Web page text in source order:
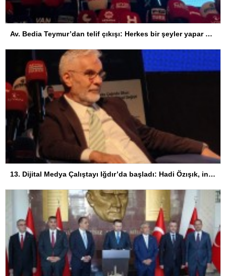
Av. Bedia Teymur’dan telif çıkışı: Herkes bir şeyler yapar ama herkes üretemez
13. Dijital Medya Çalıştayı Iğdır’da başladı: Hadi Özışık, internet yasasının perde arkasını anlattı